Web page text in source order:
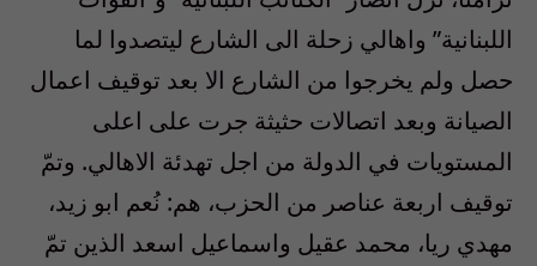
اللبنانية” واهالي زحلة الى الشارع ليتصدوا لما
حصل ولم يخرجوا من الشارع الا بعد توقيف اعمال
الصيانة وبعد اتصالات حثيثة جرت على اعلى
المستويات في الدولة من اجل تهدئة الاهالي. وتمّ
توقيف اربعة عناصر من الحزب، هم: نُعم ابو زيد،
مهدي ريا، محمد عقيل واسماعيل اسعد الذين تمّ